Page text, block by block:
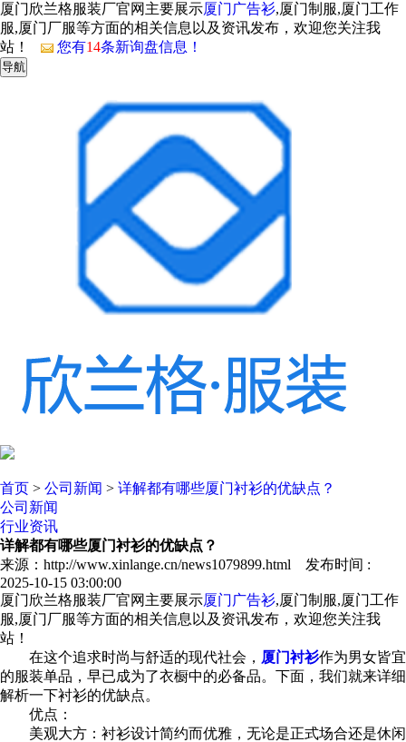
厦门欣兰格服装厂官网主要展示厦门广告衫,厦门制服,厦门工作
服,厦门厂服等方面的相关信息以及资讯发布，欢迎您关注我
站！
您有14条新询盘信息！
导航
首页 > 公司新闻 > 详解都有哪些厦门衬衫的优缺点？
公司新闻
行业资讯
详解都有哪些厦门衬衫的优缺点？
来源：http://www.xinlange.cn/news1079899.html 发布时间 :
2025-10-15 03:00:00
厦门欣兰格服装厂官网主要展示厦门广告衫,厦门制服,厦门工作
服,厦门厂服等方面的相关信息以及资讯发布，欢迎您关注我
站！
在这个追求时尚与舒适的现代社会， 厦门衬衫作为男女皆宜
的服装单品，早已成为了衣橱中的必备品。下面，我们就来详细
解析一下衬衫的优缺点。
优点：
美观大方：衬衫设计简约而优雅，无论是正式场合还是休闲